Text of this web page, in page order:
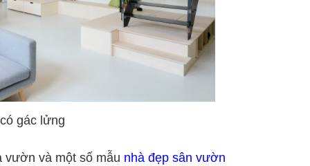
gác lửng
vườn và một số mẫu nhà đẹp sân vườn